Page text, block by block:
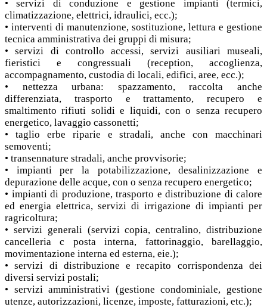
• servizi di conduzione e gestione impianti (termici,
climatizzazione, elettrici, idraulici, ecc.);
• interventi di manutenzione, sostituzione, lettura e gestione
tecnica amministrativa dei gruppi di misura;
• servizi di controllo accessi, servizi ausiliari museali,
fieristici e congressuali (reception, accoglienza,
accompagnamento, custodia di locali, edifìci, aree, ecc.);
• nettezza urbana: spazzamento, raccolta anche
differenziata, trasporto e trattamento, recupero e
smaltimento rifiuti solidi e liquidi, con o senza recupero
energetico, lavaggio cassonetti;
• taglio erbe riparie e stradali, anche con macchinari
semoventi;
• transennature stradali, anche provvisorie;
• impianti per la potabilizzazione, desalinizzazione e
depurazione delle acque, con o senza recupero energetico;
• impianti di produzione, trasporto e distribuzione di calore
ed energia elettrica, servizi di irrigazione di impianti per
ragricoltura;
• servizi generali (servizi copia, centralino, distribuzione
cancelleria c posta interna, fattorinaggio, barellaggio,
movimentazione interna ed esterna, eie.);
• servizi di distribuzione e recapito corrispondenza dei
diversi servizi postali;
• servizi amministrativi (gestione condominiale, gestione
utenze, autorizzazioni, licenze, imposte, fatturazioni, etc.);